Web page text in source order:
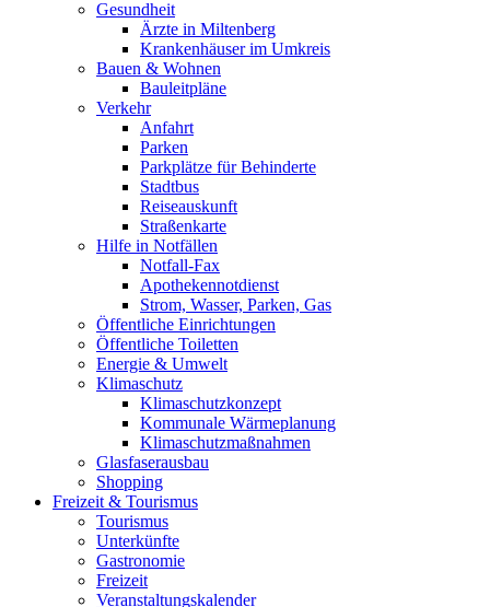
Gesundheit
Ärzte in Miltenberg
Krankenhäuser im Umkreis
Bauen & Wohnen
Bauleitpläne
Verkehr
Anfahrt
Parken
Parkplätze für Behinderte
Stadtbus
Reiseauskunft
Straßenkarte
Hilfe in Notfällen
Notfall-Fax
Apothekennotdienst
Strom, Wasser, Parken, Gas
Öffentliche Einrichtungen
Öffentliche Toiletten
Energie & Umwelt
Klimaschutz
Klimaschutzkonzept
Kommunale Wärmeplanung
Klimaschutzmaßnahmen
Glasfaserausbau
Shopping
Freizeit & Tourismus
Tourismus
Unterkünfte
Gastronomie
Freizeit
Veranstaltungskalender